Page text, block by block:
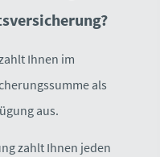
Ihnen im
als
aus.
zahlt Ihnen jeden